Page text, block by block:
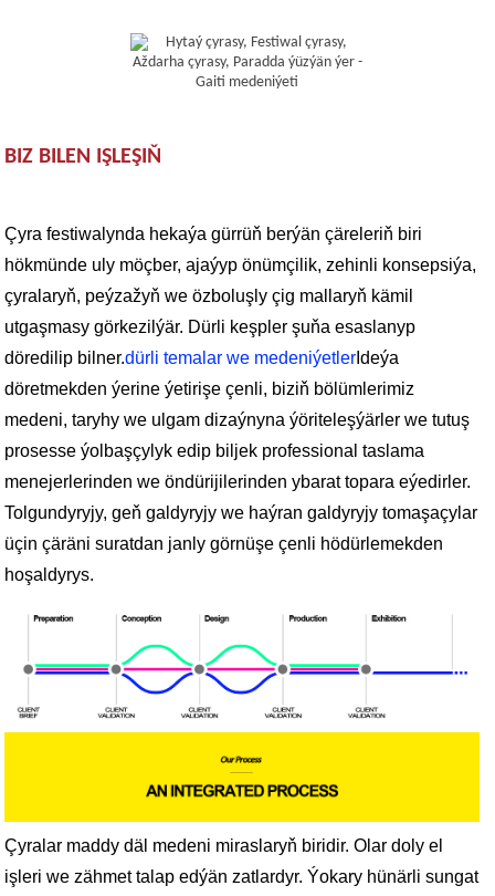
BIZ BILEN IŞLEŞIŇ
Çyra festiwalynda hekaýa gürrüň berýän çäreleriň biri
hökmünde uly möçber, ajaýyp önümçilik, zehinli konsepsiýa,
çyralaryň, peýzažyň we özboluşly çig mallaryň kämil
utgaşmasy görkezilýär. Dürli keşpler şuňa esaslanyp
döredilip bilner.dürli temalar we medeniýetler Ideýa
döretmekden ýerine ýetirişe çenli, biziň bölümlerimiz
medeni, taryhy we ulgam dizaýnyna ýöriteleşýärler we tutuş
prosesse ýolbaşçylyk edip biljek professional taslama
menejerlerinden we öndürijilerinden ybarat topara eýedirler.
Tolgundyryjy, geň galdyryjy we haýran galdyryjy tomaşaçylar
üçin çäräni suratdan janly görnüşe çenli hödürlemekden
hoşaldyrys.
Çyralar maddy däl medeni miraslaryň biridir. Olar doly el
işleri we zähmet talap edýän zatlardyr. Ýokary hünärli sungat